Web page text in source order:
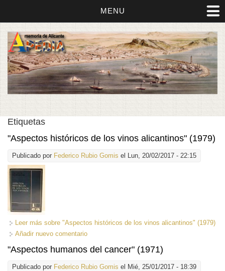
MENU
Etiquetas
"Aspectos históricos de los vinos alicantinos" (1979)
Publicado por Federico Rubio Gomis el Lun, 20/02/2017 - 22:15
Leer más sobre "Aspectos históricos de los vinos alicantinos" (1979)
Añadir nuevo comentario
"Aspectos humanos del cancer" (1971)
Publicado por Federico Rubio Gomis el Mié, 25/01/2017 - 18:39